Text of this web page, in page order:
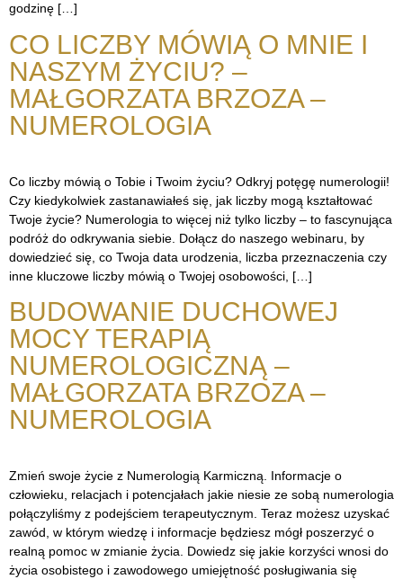
godzinę […]
CO LICZBY MÓWIĄ O MNIE I
NASZYM ŻYCIU? –
MAŁGORZATA BRZOZA –
NUMEROLOGIA
Co liczby mówią o Tobie i Twoim życiu? Odkryj potęgę numerologii!
Czy kiedykolwiek zastanawiałeś się, jak liczby mogą kształtować
Twoje życie? Numerologia to więcej niż tylko liczby – to fascynująca
podróż do odkrywania siebie. Dołącz do naszego webinaru, by
dowiedzieć się, co Twoja data urodzenia, liczba przeznaczenia czy
inne kluczowe liczby mówią o Twojej osobowości, […]
BUDOWANIE DUCHOWEJ
MOCY TERAPIĄ
NUMEROLOGICZNĄ –
MAŁGORZATA BRZOZA –
NUMEROLOGIA
Zmień swoje życie z Numerologią Karmiczną. Informacje o
człowieku, relacjach i potencjałach jakie niesie ze sobą numerologia
połączyliśmy z podejściem terapeutycznym. Teraz możesz uzyskać
zawód, w którym wiedzę i informacje będziesz mógł poszerzyć o
realną pomoc w zmianie życia. Dowiedz się jakie korzyści wnosi do
życia osobistego i zawodowego umiejętność posługiwania się